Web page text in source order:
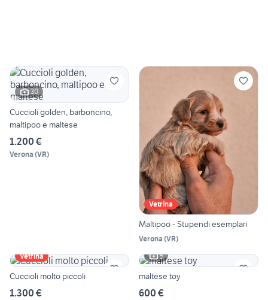
30
Cuccioli golden, barboncino,
maltipoo e maltese
1.200 €
Verona (VR)
Vetrina
Maltipoo - Stupendi esemplari
Verona (VR)
Vetrina
Cuccioli molto piccoli
1.300 €
5
maltese toy
600 €